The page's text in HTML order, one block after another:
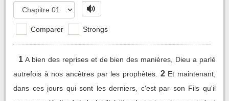
Comparer Strongs
1 A bien des reprises et de bien des manières, Dieu a parlé
autrefois à nos ancêtres par les prophètes.
2 Et maintenant,
dans ces jours qui sont les derniers, c'est par son Fils qu'il